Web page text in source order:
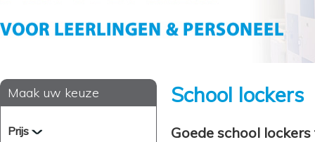
Maak uw keuze
Prijs
School lockers
Goede school